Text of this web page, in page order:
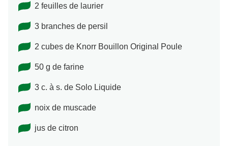
2 feuilles de laurier
3 branches de persil
2 cubes de Knorr Bouillon Original Poule
50 g de farine
3 c. à s. de Solo Liquide
noix de muscade
jus de citron